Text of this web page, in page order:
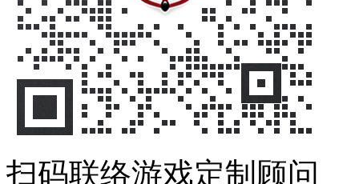
扫码联络游戏定制顾问